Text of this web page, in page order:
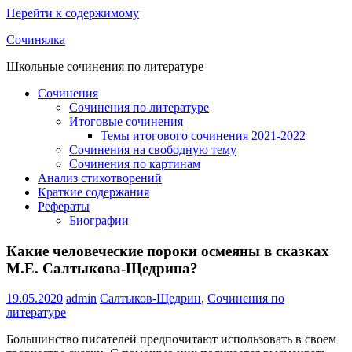
Перейти к содержимому
Сочинялка
Школьные сочинения по литературе
Сочинения
Сочинения по литературе
Итоговые сочинения
Темы итогового сочинения 2021-2022
Сочинения на свободную тему
Сочинения по картинам
Анализ стихотворений
Краткие содержания
Рефераты
Биографии
Какие человеческие пороки осмеяны в сказках
М.Е. Салтыкова-Щедрина?
19.05.2020 admin Салтыков-Щедрин, Сочинения по
литературе
Большинство писателей предпочитают использовать в своем